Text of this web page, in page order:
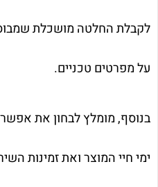
לקבלת החלטה מושכלת
על מפרטים טכניים.
בנוסף, מומלץ לבחון את
ימי חיי המוצר ואת זמינות